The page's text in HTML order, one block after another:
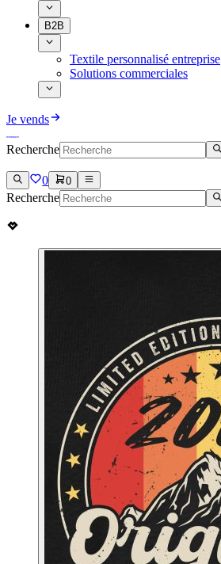
B2B
Textile personnalisé entreprise
Solutions commerciales
Je vends
Recherche
0 0
Recherche